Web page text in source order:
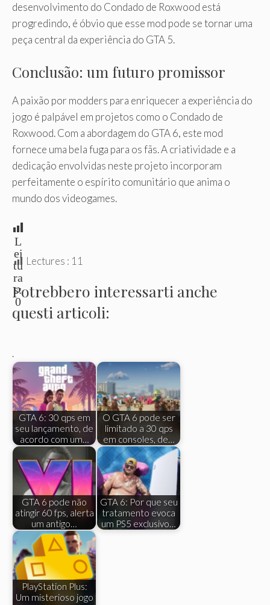
desenvolvimento do Condado de Roxwood está
progredindo, é óbvio que esse mod pode se tornar uma
peça central da experiência do GTA 5.
Conclusão: um futuro promissor
A paixão por modders para enriquecer a experiência do
jogo é palpável em projetos como o Condado de
Roxwood. Com a abordagem do GTA 6, este mod
fornece uma bela fuga para os fãs. A criatividade e a
dedicação envolvidas neste projeto incorporam
perfeitamente o espírito comunitário que anima o
mundo dos videogames.
L
ei
tu
ra
s:
0
Lectures : 11
Potrebbero interessarti anche
questi articoli:
.
GTA 6: 30 qps em
seu lançamento, de
acordo com um…
O GTA 6 pode ser
limitado a 30 qps
em consoles, de…
GTA 6 pode não
atingir 60 fps, alerta
um antigo…
GTA 6: Por que seu
tratamento evoca
um PS5 exclusivo…
PlayStation Plus:
Um misterioso jogo